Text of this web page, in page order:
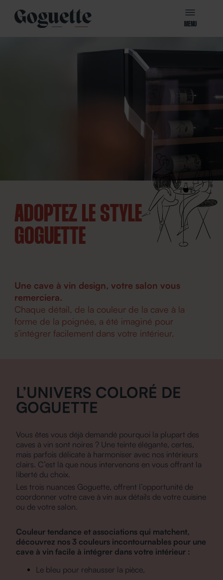
MENU
ADOPTEZ LE STYLE
GOGUETTE
Une cave à vin design, votre salon vous
remerciera.
Chaque détail, de la couleur de la cave à la
forme de la poignée, a été imaginé pour
s’intégrer facilement dans votre intérieur.
L’UNIVERS COLORÉ DE
GOGUETTE
Vous êtes vous déjà demandé pourquoi la plupart des
caves à vin sont noires ? Une teinte élégante, certes,
mais parfois délicate à harmoniser avec nos intérieurs
clairs. C’est là que nous intervenons en vous offrant la
liberté du choix.
Les trois nuances Goguette, offrent l’opportunité de
coordonner votre cave à vin aux détails de votre cuisine
ou de votre salon.
Couleur tendance et associations qui matchent,
découvrez nos 3 couleurs incontournables pour une
cave à vin facile à intégrer dans votre intérieur :
Le bleu pour rehausser la pièce,